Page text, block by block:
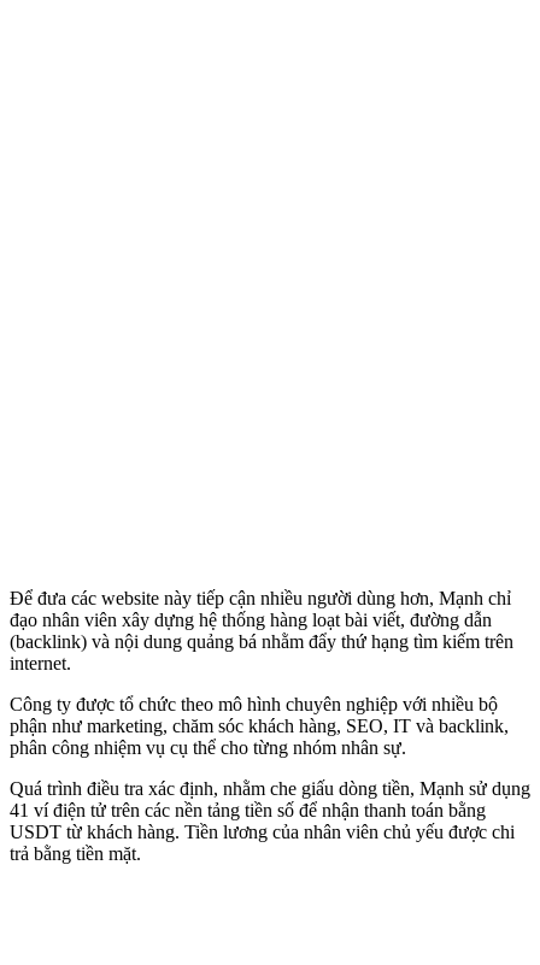
Để đưa các website này tiếp cận nhiều người dùng hơn, Mạnh chỉ
đạo nhân viên xây dựng hệ thống hàng loạt bài viết, đường dẫn
(backlink) và nội dung quảng bá nhằm đẩy thứ hạng tìm kiếm trên
internet.
Công ty được tổ chức theo mô hình chuyên nghiệp với nhiều bộ
phận như marketing, chăm sóc khách hàng, SEO, IT và backlink,
phân công nhiệm vụ cụ thể cho từng nhóm nhân sự.
Quá trình điều tra xác định, nhằm che giấu dòng tiền, Mạnh sử dụng
41 ví điện tử trên các nền tảng tiền số để nhận thanh toán bằng
USDT từ khách hàng. Tiền lương của nhân viên chủ yếu được chi
trả bằng tiền mặt.